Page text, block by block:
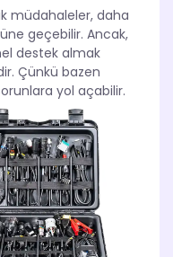
müdahaleler, daha
geçebilir. Ancak,
destek almak
Çünkü bazen
yol açabilir.